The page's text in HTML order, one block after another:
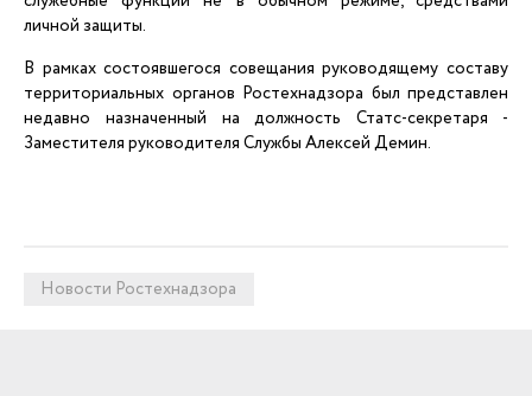
личной защиты.
В рамках состоявшегося совещания руководящему составу
территориальных органов Ростехнадзора был представлен
недавно назначенный на должность Статс-секретаря -
Заместителя руководителя Службы Алексей Демин.
Новости Ростехнадзора